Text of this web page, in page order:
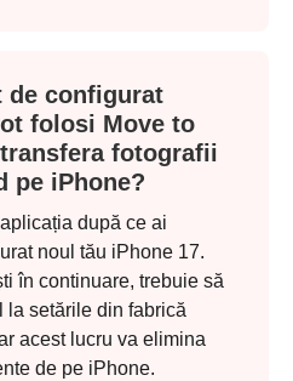
de configurat
folosi Move to
fotografii
pe iPhone?
după ce ai
noul tău iPhone 17.
în continuare, trebuie să
la setările din fabrică
acest lucru va elimina
de pe iPhone.